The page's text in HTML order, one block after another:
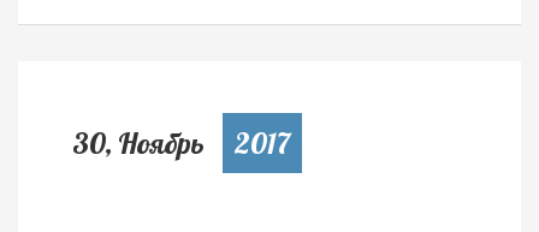
30, Ноябрь 2017